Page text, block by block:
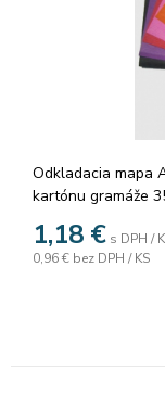
Odkladacia mapa
kartónu gramáže
1,18 € s DPH /
0,96 € bez DPH / KS